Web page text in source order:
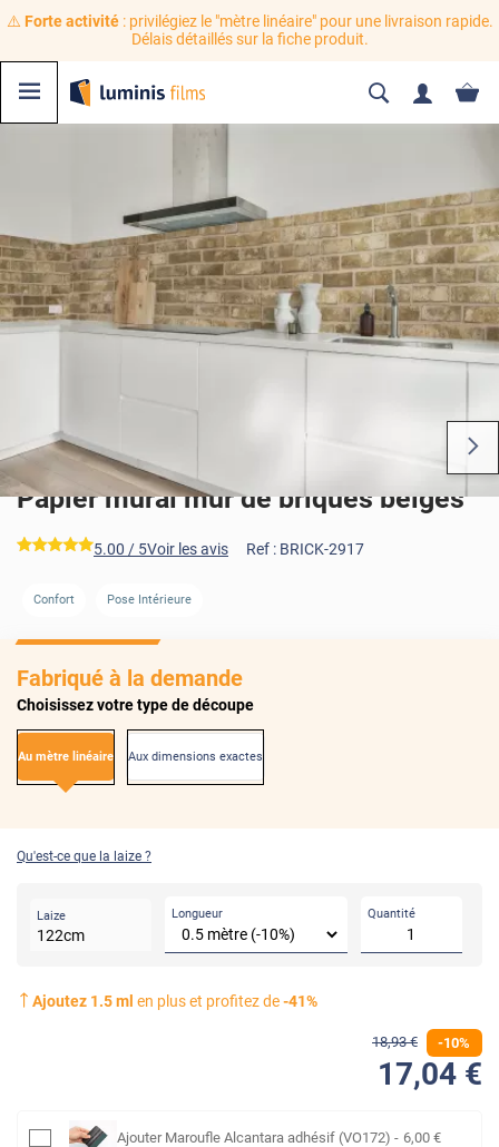
⚠️ Forte activité: privilégiez le "mètre linéaire" pour une livraison rapide.
Délais détaillés sur la fiche produit.
Papier mural mur de briques beiges
*****
5.00 / 5Voir les avis Ref : BRICK-2917
Confort Pose Intérieure
Fabriqué à la demande
Choisissez votre type de découpe
Au mètre linéaire Aux dimensions exactes
Qu'est-ce que la laize ?
Laize
122cm
Longueur Quantité
Ajoutez 1.5ml en plus et profitez de-41%
18,93 € -10%
17,04 €
Ajouter Maroufle Alcantara adhésif (VO172) - 6,00 €